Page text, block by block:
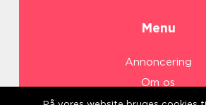
Menu
Annoncering
Om os